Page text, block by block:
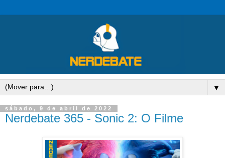
▼
sábado, 9 de abril de 2022
Nerdebate 365 - Sonic 2: O Filme